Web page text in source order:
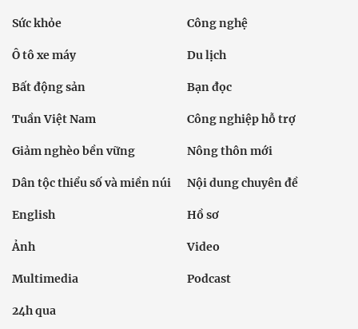
Sức khỏe Công nghệ
Ô tô xe máy Du lịch
Bất động sản Bạn đọc
Tuần Việt Nam Công nghiệp hỗ trợ
Giảm nghèo bền vững Nông thôn mới
Dân tộc thiểu số và miền núi Nội dung chuyên đề
English Hồ sơ
Ảnh Video
Multimedia Podcast
24h qua